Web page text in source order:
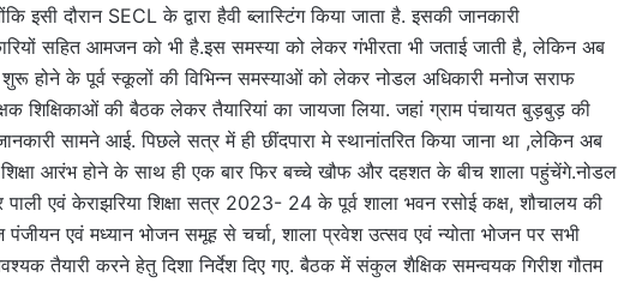
दौरान SECL के द्वारा हैवी ब्लास्टिंग किया जाता है. इसकी जानकारी
सहित आमजन को भी है.इस समस्या को लेकर गंभीरता भी जताई जाती है, लेकिन अब
शुरू होने के पूर्व स्कूलों की विभिन्न समस्याओं को लेकर नोडल अधिकारी मनोज सराफ
शिक्षिकाओं की बैठक लेकर तैयारियां का जायजा लिया. जहां ग्राम पंचायत बुड़बुड़ की
सामने आई. पिछले सत्र में ही छींदपारा मे स्थानांतरित किया जाना था ,लेकिन अब
आरंभ होने के साथ ही एक बार फिर बच्चे खौफ और दहशत के बीच शाला पहुंचेंगे.नोडल
पाली एवं केराझरिया शिक्षा सत्र 2023- 24 के पूर्व शाला भवन रसोई कक्ष, शौचालय की
एवं मध्यान भोजन समूह से चर्चा, शाला प्रवेश उत्सव एवं न्योता भोजन पर सभी
तैयारी करने हेतु दिशा निर्देश दिए गए. बैठक में संकुल शैक्षिक समन्वयक गिरीश गौतम